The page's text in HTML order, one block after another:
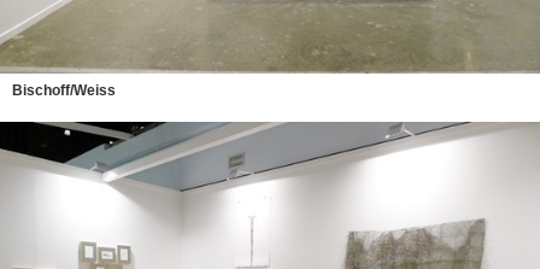
Bischoff/Weiss